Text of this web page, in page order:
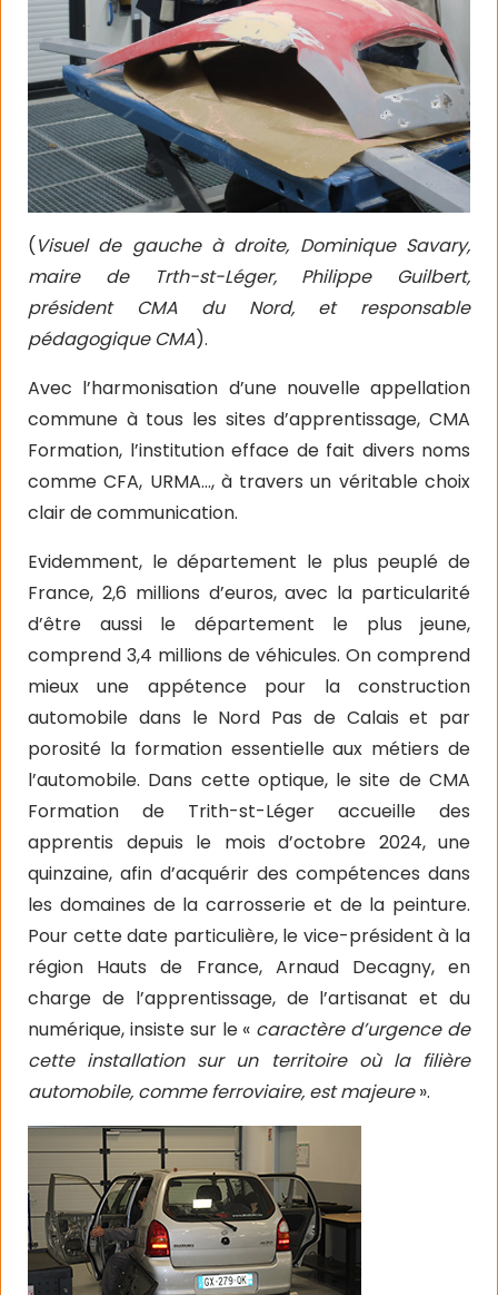
(Visuel de gauche à droite, Dominique Savary,
maire de Trth-st-Léger, Philippe Guilbert,
président CMA du Nord, et responsable
pédagogique CMA).
Avec l’harmonisation d’une nouvelle appellation
commune à tous les sites d’apprentissage, CMA
Formation, l’institution efface de fait divers noms
comme CFA, URMA…, à travers un véritable choix
clair de communication.
Evidemment, le département le plus peuplé de
France, 2,6 millions d’euros, avec la particularité
d’être aussi le département le plus jeune,
comprend 3,4 millions de véhicules. On comprend
mieux une appétence pour la construction
automobile dans le Nord Pas de Calais et par
porosité la formation essentielle aux métiers de
l’automobile. Dans cette optique, le site de CMA
Formation de Trith-st-Léger accueille des
apprentis depuis le mois d’octobre 2024, une
quinzaine, afin d’acquérir des compétences dans
les domaines de la carrosserie et de la peinture.
Pour cette date particulière, le vice-président à la
région Hauts de France, Arnaud Decagny, en
charge de l’apprentissage, de l’artisanat et du
numérique, insiste sur le « caractère d’urgence de
cette installation sur un territoire où la filière
automobile, comme ferroviaire, est majeure».